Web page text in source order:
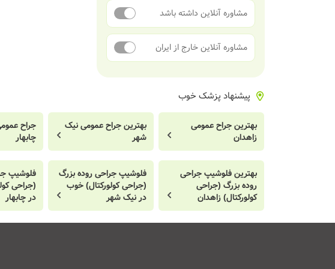
مشاوره آنلاین داشته باشد
مشاوره آنلاین خارج از ایران
پیشنهاد پزشک خوب
بهترین جراح عمومی
زاهدان
بهترین جراح عمومی نیک
شهر
جراح
چابهار
بهترین فلوشیپ جراحی
روده بزرگ (جراحی
کولورکتال) زاهدان
فلوشیپ جراحی روده بزرگ
(جراحی کولورکتال) خوب
در نیک شهر
فلوشیپ
(جراحی
در چابهار